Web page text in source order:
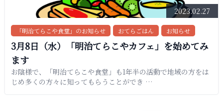
2023.02.27
「明治てらこや食堂」のお知らせ おてらごはん お知らせ
3月8日（水）「明治てらこやカフェ」を始めてみ
ます
お陰様で、「明治てらこや食堂」も1年半の活動で地域の方をは
じめ多くの方々に知ってもらうことができ …